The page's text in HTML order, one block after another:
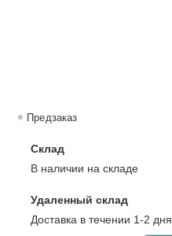
Предзаказ
Склад
В наличии на складе
Удаленный склад
Доставка в течении 1-2 дня